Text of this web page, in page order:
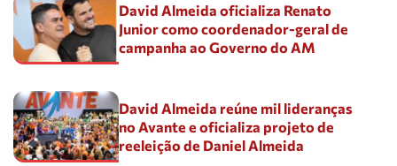
David Almeida oficializa Renato
Junior como coordenador-geral de
campanha ao Governo do AM
David Almeida reúne mil lideranças
no Avante e oficializa projeto de
reeleição de Daniel Almeida